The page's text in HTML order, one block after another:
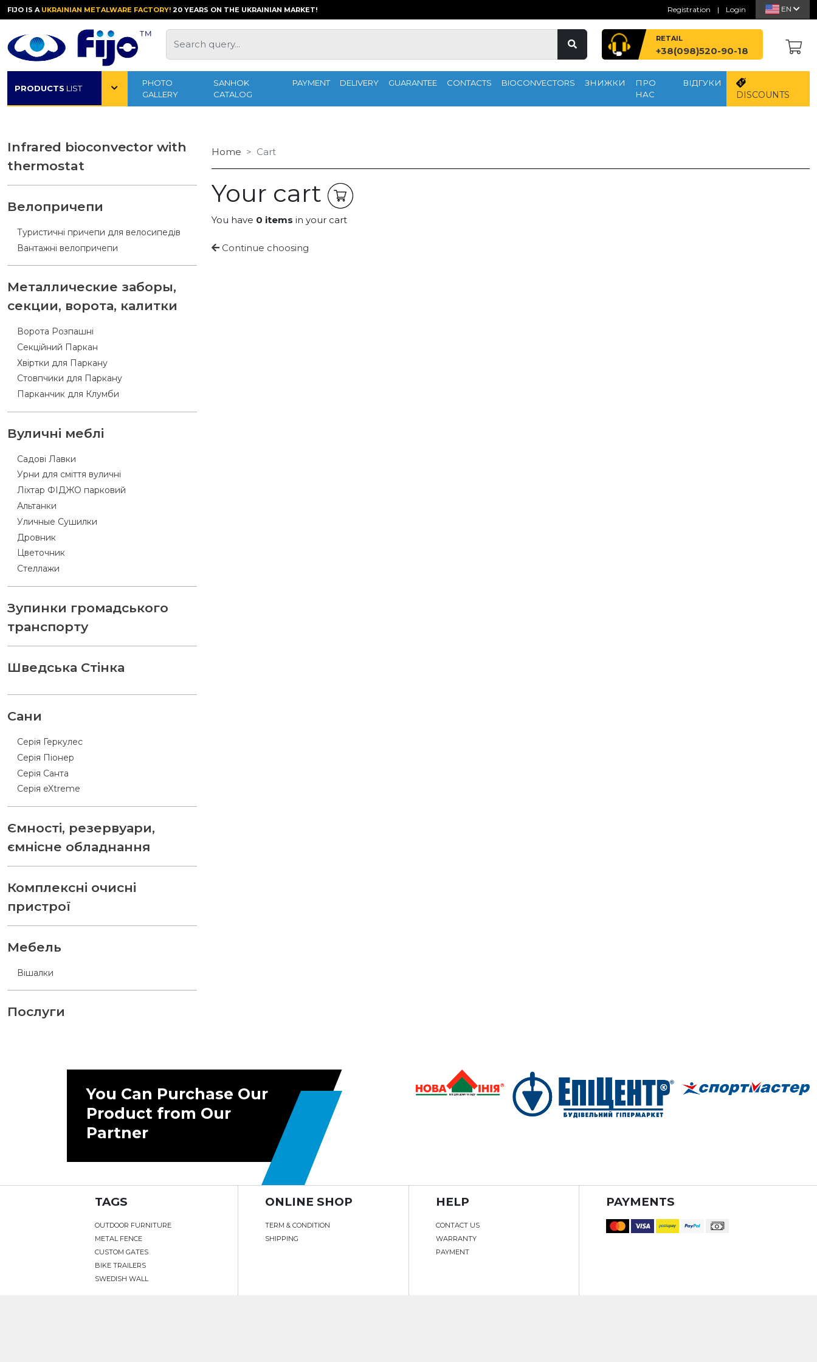
FIJO IS A UKRAINIAN METALWARE FACTORY! 20 YEARS ON THE UKRAINIAN MARKET! Registration | Login EN
RETAIL
+38(098)520-90-18
PRODUCTS LIST
PHOTO
GALLERY
SANHOK
CATALOG
PAYMENT DELIVERY GUARANTEE CONTACTS BIOCONVECTORS ЗНИЖКИ
ПРО
НАС
ВІДГУКИ
DISCOUNTS
Infrared bioconvector with
thermostat
Велопричепи
Туристичні причепи для велосипедів
Вантажні велопричепи
Металлические заборы,
секции, ворота, калитки
Ворота Розпашні
Секційний Паркан
Хвіртки для Паркану
Стовпчики для Паркану
Парканчик для Клумби
Вуличні меблі
Садові Лавки
Урни для сміття вуличні
Ліхтар ФІДЖО парковий
Альтанки
Уличные Сушилки
Дровник
Цветочник
Стеллажи
Зупинки громадського
транспорту
Шведська Стінка
Сани
Серія Геркулес
Серія Піонер
Серія Санта
Серія eXtreme
Ємності, резервуари,
ємнісне обладнання
Комплексні очисні
пристрої
Мебель
Вішалки
Послуги
Home Cart
Your cart
You have 0 items in your cart
Continue choosing
You Can Purchase Our
Product from Our
Partner
TAGS
OUTDOOR FURNITURE
METAL FENCE
CUSTOM GATES
BIKE TRAILERS
SWEDISH WALL
ONLINE SHOP
TERM & CONDITION
SHIPPING
HELP
CONTACT US
WARRANTY
PAYMENT
PAYMENTS